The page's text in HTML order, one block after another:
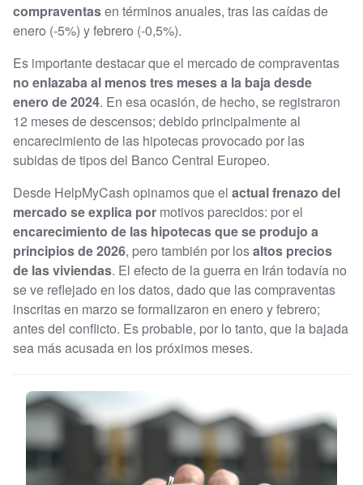
compraventasen términos anuales, tras las caídas de
enero (-5%) y febrero (-0,5%).
Es importante destacar que el mercado de compraventas
no enlazaba al menos tres meses a la baja desde
enero de 2024. En esa ocasión, de hecho, se registraron
12 meses de descensos; debido principalmente al
encarecimiento de las hipotecas provocado por las
subidas de tipos del Banco Central Europeo.
Desde HelpMyCash opinamos que el actual frenazo del
mercado se explica por motivos parecidos: por el
encarecimiento de las hipotecas que se produjo a
principios de 2026, pero también por losaltos precios
de las viviendas. El efecto de la guerra en Irán todavía no
se ve reflejado en los datos, dado que las compraventas
inscritas en marzo se formalizaron en enero y febrero;
antes del conflicto. Es probable, por lo tanto, que la bajada
sea más acusada en los próximos meses.